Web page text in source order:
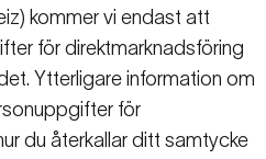
kommer vi endast att
för direktmarknadsföring
Ytterligare information om
för
du återkallar ditt samtycke